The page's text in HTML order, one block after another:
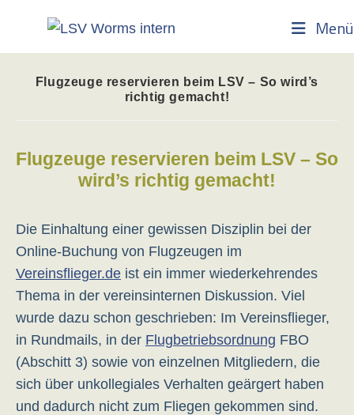
Menü
Flugzeuge reservieren beim LSV – So wird’s
richtig gemacht!
Flugzeuge reservieren beim LSV – So
wird’s richtig gemacht!
Die Einhaltung einer gewissen Disziplin bei der
Online-Buchung von Flugzeugen im
Vereinsflieger.de ist ein immer wiederkehrendes
Thema in der vereinsinternen Diskussion. Viel
wurde dazu schon geschrieben: Im Vereinsflieger,
in Rundmails, in der Flugbetriebsordnung FBO
(Abschitt 3) sowie von einzelnen Mitgliedern, die
sich über unkollegiales Verhalten geärgert haben
und dadurch nicht zum Fliegen gekommen sind.